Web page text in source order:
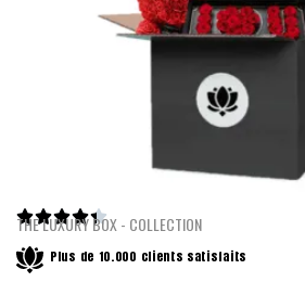

THE LUXURY BOX - COLLECTION
Plus de 10.000 clients satisfaits